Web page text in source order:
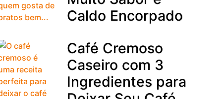
Caldo Encorpado
Café Cremoso
Caseiro com 3
Ingredientes para